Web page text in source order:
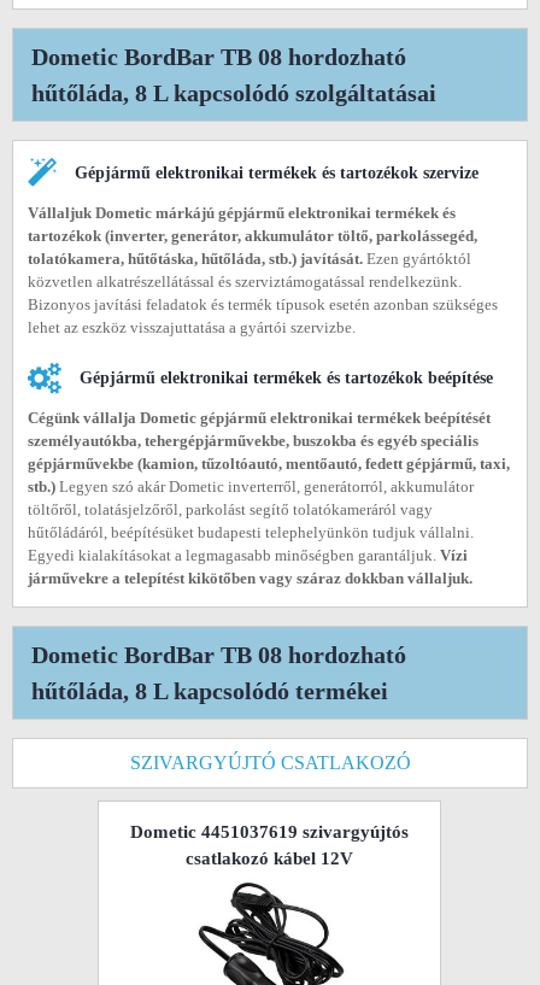
Dometic BordBar TB 08 hordozható
hűtőláda, 8 L kapcsolódó szolgáltatásai
Gépjármű elektronikai termékek és tartozékok szervize
Vállaljuk Dometic márkájú gépjármű elektronikai termékek és
tartozékok (inverter, generátor, akkumulátor töltő, parkolássegéd,
tolatókamera, hűtőtáska, hűtőláda, stb.) javítását. Ezen gyártóktól
közvetlen alkatrészellátással és szerviztámogatással rendelkezünk.
Bizonyos javítási feladatok és termék típusok esetén azonban szükséges
lehet az eszköz visszajuttatása a gyártói szervizbe.
Gépjármű elektronikai termékek és tartozékok beépítése
Cégünk vállalja Dometic gépjármű elektronikai termékek beépítését
személyautókba, tehergépjárművekbe, buszokba és egyéb speciális
gépjárművekbe (kamion, tűzoltóautó, mentőautó, fedett gépjármű, taxi,
stb.) Legyen szó akár Dometic inverterről, generátorról, akkumulátor
töltőről, tolatásjelzőről, parkolást segítő tolatókameráról vagy
hűtőládáról, beépítésüket budapesti telephelyünkön tudjuk vállalni.
Egyedi kialakításokat a legmagasabb minőségben garantáljuk. Vízi
járművekre a telepítést kikötőben vagy száraz dokkban vállaljuk.
Dometic BordBar TB 08 hordozható
hűtőláda, 8 L kapcsolódó termékei
SZIVARGYÚJTÓ CSATLAKOZÓ
Dometic 4451037619 szivargyújtós
csatlakozó kábel 12V